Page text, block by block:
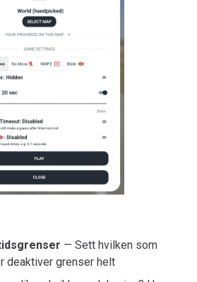
— Sett hvilken som
deaktiver grenser helt